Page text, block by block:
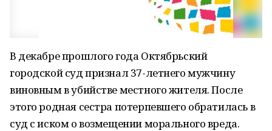
В декабре прошлого года Октябрьский
городской суд признал 37-летнего мужчину
виновным в убийстве местного жителя. После
этого родная сестра потерпевшего обратилась в
суд с иском о возмещении морального вреда.